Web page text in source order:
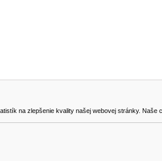
na zlepšenie kvality našej webovej stránky. Naše